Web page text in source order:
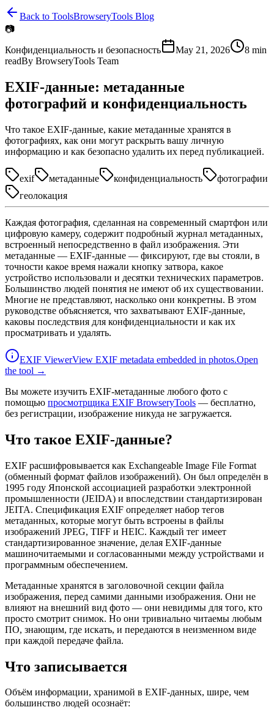
Back to ToolsBrowseryTools Blog
📷
Конфиденциальность и безопасность
May 21, 2026 8 min
readBy BrowseryTools Team
EXIF-данные: метаданные
фотографий и конфиденциальность
Что такое EXIF-данные, какие метаданные хранятся в
фотографиях, как они могут раскрыть вашу личную
информацию и как безопасно удалить их перед публикацией.
exif метаданные конфиденциальность
фотографии
геолокация
Каждая фотография, сделанная на современный смартфон или
цифровую камеру, содержит подробный журнал метаданных,
встроенный непосредственно в файл изображения. Эти
метаданные — EXIF-данные — фиксируют, где вы стояли, в
точности какое время нажали кнопку затвора, какое
устройство использовали и десятки технических параметров.
Большинство людей понятия не имеют об их существовании.
Многие не представляют, насколько они конкретны. В этом
руководстве объясняется, что захватывают EXIF-данные,
каковы последствия для конфиденциальности и как их
просматривать и удалять.
EXIF ViewerView EXIF metadata embedded in photos.Open
the tool →
Вы можете изучить EXIF-метаданные любого фото с
помощью просмотрщика EXIF BrowseryTools — бесплатно,
без регистрации, изображение никуда не загружается.
Что такое EXIF-данные?
EXIF расшифровывается как Exchangeable Image File Format
(обменный формат файлов изображений). Он был определён в
1995 году Японской ассоциацией разработки электронной
промышленности (JEIDA) и впоследствии стандартизирован
JEITA. Спецификация EXIF определяет набор тегов
метаданных, которые могут быть встроены в файлы
изображений JPEG, TIFF и HEIC. Каждый тег имеет
стандартизированное значение, делая EXIF-данные
машиночитаемыми и согласованными между устройствами и
программным обеспечением.
Метаданные хранятся в заголовочной секции файла
изображения, перед самими данными изображения. Они не
влияют на внешний вид фото — они невидимы для того, кто
просто смотрит снимок. Но они тривиально читаемы любым
ПО, знающим, где искать, и передаются в неизменном виде
при каждой передаче файла.
Что записывается
Объём информации, хранимой в EXIF-данных, шире, чем
большинство людей осознаёт: